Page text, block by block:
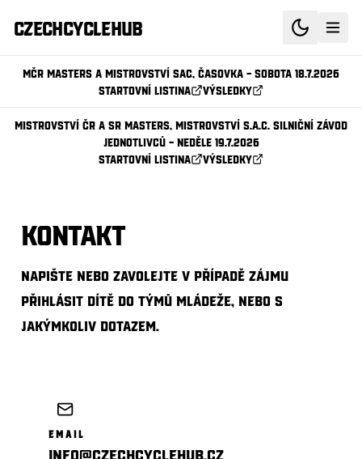
CzechCycleHub
MČR Masters a Mistrovství SAC, časovka – sobota 18.7.2026
Startovní listina
Výsledky
Mistrovství ČR a SR MASTERS, Mistrovství S.A.C. silniční závod
jednotlivců – neděle 19.7.2026
Startovní listina
Výsledky
Kontakt
Napište nebo zavolejte v případě zájmu
přihlásit dítě do týmů mládeže, nebo s
jakýmkoliv dotazem.
EMAIL
info@CzechCycleHub.cz